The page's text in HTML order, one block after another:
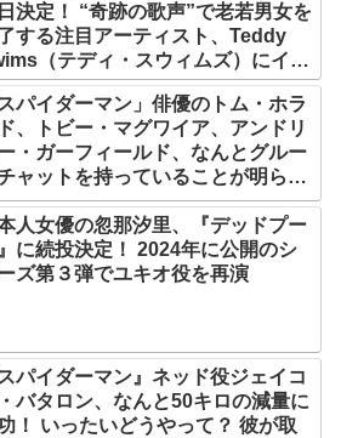
決定！ “奇跡の歌声”で老若男女を
する注目アーティスト、Teddy
（テディ・スウィムズ）にイン
ュー！ 顔に入った「過労死」のタ
ゥーや、ONE OK ROCKとのコラ
来日時したいことなどを聞き尽く
スパイダーマン」俳優のトム・ホラ
、トビー・マグワイア、アンドリ
・ガーフィールド、なんとグルー
ャットを持っていることが明らか
彼らが話している内容とは・・？
人女優の忽那汐里、『デッドプー
に続投決定！ 2024年に公開のシ
ズ第３弾でユキオ役を再演
スパイダーマン』ネッド役ジェイコ
バタロン、なんと50キロの減量に
！ いったいどうやって？ 彼が取